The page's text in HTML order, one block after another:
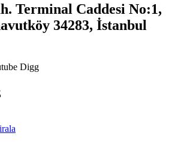
Terminal Caddesi No:1,
34283, İstanbul
Digg